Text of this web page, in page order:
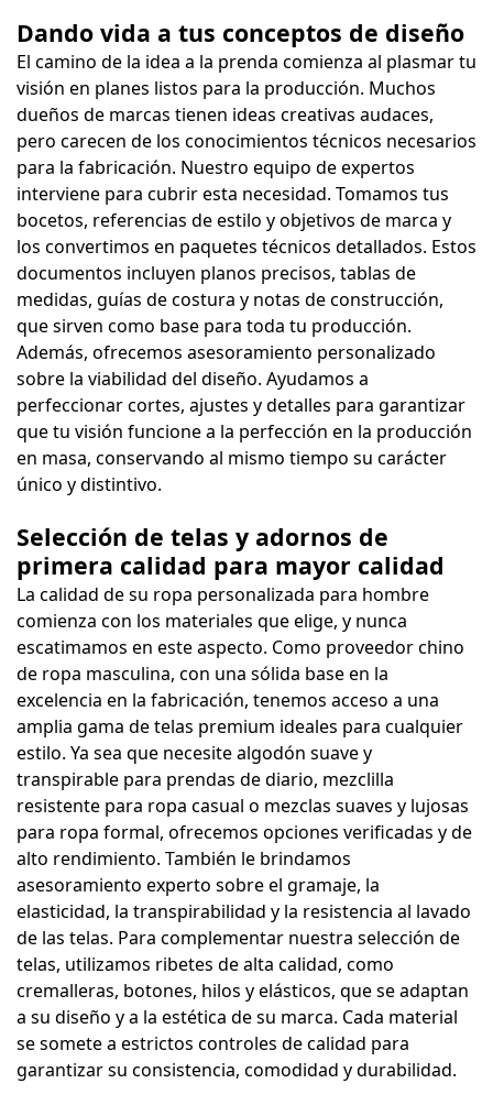
Dando vida a tus conceptos de diseño
El camino de la idea a la prenda comienza al plasmar tu
visión en planes listos para la producción. Muchos
dueños de marcas tienen ideas creativas audaces,
pero carecen de los conocimientos técnicos necesarios
para la fabricación. Nuestro equipo de expertos
interviene para cubrir esta necesidad. Tomamos tus
bocetos, referencias de estilo y objetivos de marca y
los convertimos en paquetes técnicos detallados. Estos
documentos incluyen planos precisos, tablas de
medidas, guías de costura y notas de construcción,
que sirven como base para toda tu producción.
Además, ofrecemos asesoramiento personalizado
sobre la viabilidad del diseño. Ayudamos a
perfeccionar cortes, ajustes y detalles para garantizar
que tu visión funcione a la perfección en la producción
en masa, conservando al mismo tiempo su carácter
único y distintivo.
Selección de telas y adornos de
primera calidad para mayor calidad
La calidad de su ropa personalizada para hombre
comienza con los materiales que elige, y nunca
escatimamos en este aspecto. Como proveedor chino
de ropa masculina, con una sólida base en la
excelencia en la fabricación, tenemos acceso a una
amplia gama de telas premium ideales para cualquier
estilo. Ya sea que necesite algodón suave y
transpirable para prendas de diario, mezclilla
resistente para ropa casual o mezclas suaves y lujosas
para ropa formal, ofrecemos opciones verificadas y de
alto rendimiento. También le brindamos
asesoramiento experto sobre el gramaje, la
elasticidad, la transpirabilidad y la resistencia al lavado
de las telas. Para complementar nuestra selección de
telas, utilizamos ribetes de alta calidad, como
cremalleras, botones, hilos y elásticos, que se adaptan
a su diseño y a la estética de su marca. Cada material
se somete a estrictos controles de calidad para
garantizar su consistencia, comodidad y durabilidad.